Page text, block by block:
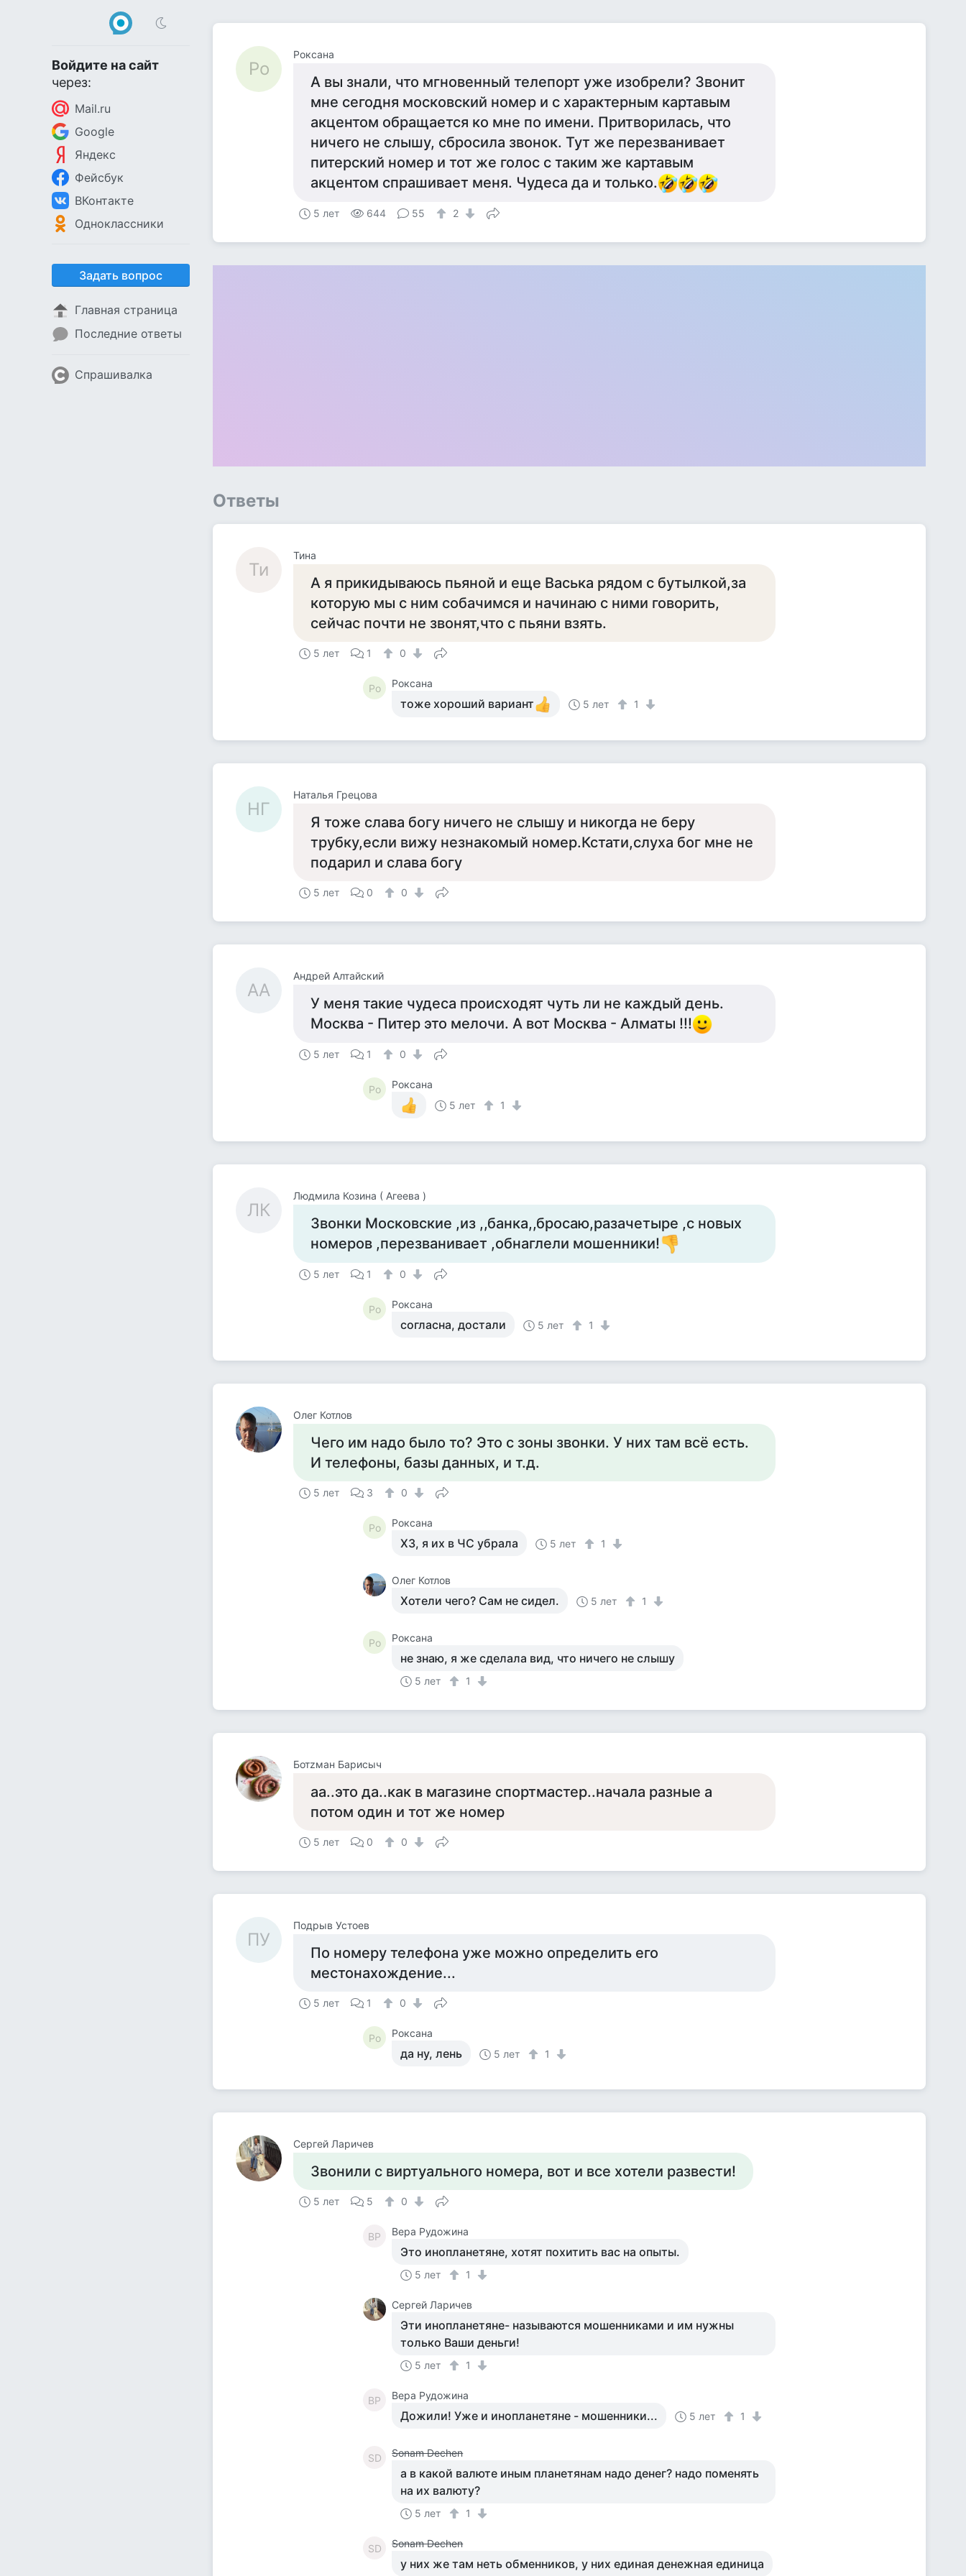
Войдите на сайт
через:
Mail.ru
Google
Яндекс
Фейсбук
ВКонтакте
Одноклассники
Задать вопрос
Главная страница
Последние ответы
Спрашивалка
Ро
Роксана
А вы знали, что мгновенный телепорт уже изобрели? Звонит
мне сегодня московский номер и с характерным картавым
акцентом обращается ко мне по имени. Притворилась, что
ничего не слышу, сбросила звонок. Тут же перезванивает
питерский номер и тот же голос с таким же картавым
акцентом спрашивает меня. Чудеса да и только.
5 лет 644 55 2
Ответы
Ти
Тина
А я прикидываюсь пьяной и еще Васька рядом с бутылкой,за
которую мы с ним собачимся и начинаю с ними говорить,
сейчас почти не звонят,что с пьяни взять.
5 лет 1 0
Ро Роксана
тоже хороший вариант 5 лет 1
НГ
Наталья Грецова
Я тоже слава богу ничего не слышу и никогда не беру
трубку,если вижу незнакомый номер.Кстати,слуха бог мне не
подарил и слава богу
5 лет 0 0
АА
Андрей Алтайский
У меня такие чудеса происходят чуть ли не каждый день.
Москва - Питер это мелочи. А вот Москва - Алматы !!!
5 лет 1 0
Ро
Роксана
5 лет
1
ЛК
Людмила Козина ( Агеева )
Звонки Московские ,из ,,банка,,бросаю,разачетыре ,с новых
номеров ,перезванивает ,обнаглели мошенники!
5 лет 1 0
Ро Роксана
согласна, достали 5 лет 1
Олег Котлов
Чего им надо было то? Это с зоны звонки. У них там всё есть.
И телефоны, базы данных, и т.д.
5 лет 3 0
Ро Роксана
ХЗ, я их в ЧС убрала 5 лет 1
Олег Котлов
Хотели чего? Сам не сидел. 5 лет 1
Ро Роксана
не знаю, я же сделала вид, что ничего не слышу
5 лет 1
Ботzман Барисыч
аа..это да..как в магазине спортмастер..начала разные а
потом один и тот же номер
5 лет 0 0
ПУ
Подрыв Устоев
По номеру телефона уже можно определить его
местонахождение...
5 лет 1 0
Ро Роксана
да ну, лень 5 лет 1
Сергей Ларичев
Звонили с виртуального номера, вот и все хотели развести!
5 лет 5 0
ВР Вера Рудожина
Это инопланетяне, хотят похитить вас на опыты.
5 лет 1
Сергей Ларичев
Эти инопланетяне- называются мошенниками и им нужны
только Ваши деньги!
5 лет 1
ВР Вера Рудожина
Дожили! Уже и инопланетяне - мошенники... 5 лет 1
SD Sonam Dechen
а в какой валюте иным планетянам надо денег? надо поменять
на их валюту?
5 лет 1
SD Sonam Dechen
у них же там неть обменников, у них единая денежная единица